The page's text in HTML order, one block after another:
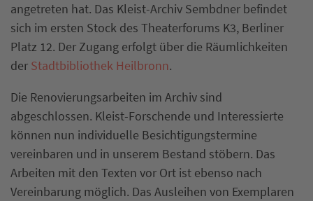
angetreten hat. Das Kleist-Archiv Sembdner befindet
sich im ersten Stock des Theaterforums K3, Berliner
Platz 12. Der Zugang erfolgt über die Räumlichkeiten
der Stadtbibliothek Heilbronn.
Die Renovierungsarbeiten im Archiv sind
abgeschlossen. Kleist-Forschende und Interessierte
können nun individuelle Besichtigungstermine
vereinbaren und in unserem Bestand stöbern. Das
Arbeiten mit den Texten vor Ort ist ebenso nach
Vereinbarung möglich. Das Ausleihen von Exemplaren